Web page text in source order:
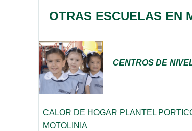
OTRAS ESCUELAS EN
CENTROS DE
CALOR DE HOGAR PLANTEL
MOTOLINIA